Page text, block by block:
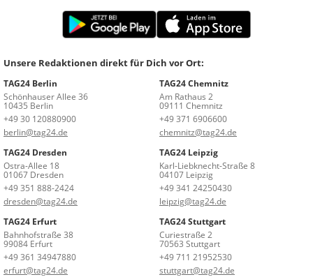
Unsere Redaktionen direkt für Dich vor Ort:
TAG24 Berlin
Schönhauser Allee 36
10435 Berlin
+49 30 120880900
berlin@tag24.de
TAG24 Chemnitz
Am Rathaus 2
09111 Chemnitz
+49 371 6906600
chemnitz@tag24.de
TAG24 Dresden
Ostra-Allee 18
01067 Dresden
+49 351 888-2424
dresden@tag24.de
TAG24 Leipzig
Karl-Liebknecht-Straße 8
04107 Leipzig
+49 341 24250430
leipzig@tag24.de
TAG24 Erfurt
Bahnhofstraße 38
99084 Erfurt
+49 361 34947880
erfurt@tag24.de
TAG24 Stuttgart
Curiestraße 2
70563 Stuttgart
+49 711 21952530
stuttgart@tag24.de